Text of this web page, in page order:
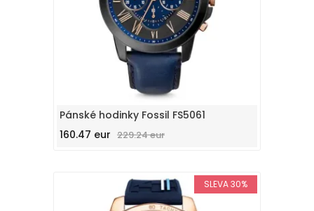
Pánské hodinky Fossil FS5061
160.47 eur 229.24 eur
SLEVA 30%